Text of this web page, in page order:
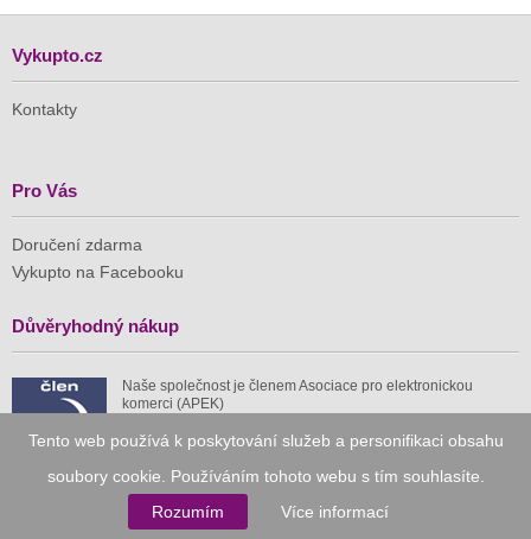
Tento web používá k poskytování služeb a personifikaci obsahu
soubory cookie. Používáním tohoto webu s tím souhlasíte.
Rozumím
Více informací
Vykupto.cz
Kontakty
Pro Vás
Doručení zdarma
Vykupto na Facebooku
Důvěryhodný nákup
Naše společnost je členem Asociace pro elektronickou
komerci (APEK)
Již od roku 2010